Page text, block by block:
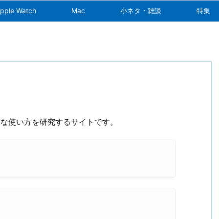
Watch Mac 小ネタ・雑談 特集
使い方を研究するサイトです。